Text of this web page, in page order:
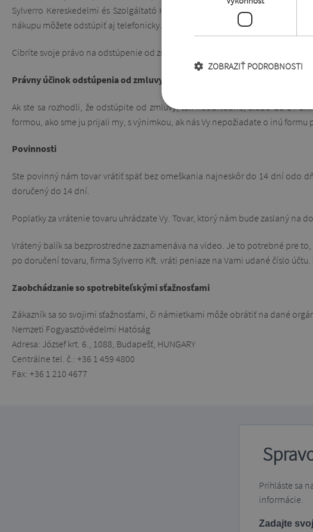
Sylverro Kereskedelmi és Szolgáltató Kft., Baross G. utca 11., 2143 Kistarcsa,
nákupu môžete odstúpiť aj telefonicky.
Cibríte svoje právo na odstúpenie od zmluvy, ak čestné prehlásenie
Právny účinok odstúpenia od zmluvy
Ak ste sa rozhodli, že odstúpite od zmluvy, tak neodkladne, alebo do 14
formou, ako sme ju prijali my, s výnimkou, ak nás Vy nepožiadate o inú
Povinnosti
Ste povinný nám tovar vrátiť späť bez omeškania najneskôr do 14 dní odo
doručený do 14 dní.
Poplatky za vrátenie tovaru uhrádzate Vy. Tovar, ktorý nám bude zaslaný na
Vrátený balík sa bezprostredne zaznamenáva na video. Je to potrebné pre
po doručení tovaru, firma Sylverro Kft. vráti peniaze na Vami udané číslo
Zaobchádzanie so spotrebiteľskými sťažnosťami
Zákazník sa so svojimi sťažnosťami, či námietkami môže obrátiť na dané
Nemzeti Fogyasztóvédelmi Hatóság
Adresa: József krt. 6., 1088, Budapešť, HUNGARY
Centrálne tel. č.: +36 1 459 4800
Fax: +36 1 210 4677
Prihláste sa
informácie.
Zadajte
ZOBRAZIŤ PODROBNOSTI